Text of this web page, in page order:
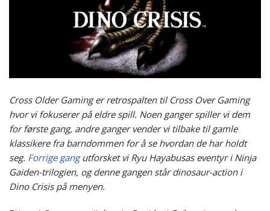
Cross Older Gaming er retrospalten til Cross Over Gaming
hvor vi fokuserer på eldre spill. Noen ganger spiller vi dem
for første gang, andre ganger vender vi tilbake til gamle
klassikere fra barndommen for å se hvordan de har holdt
seg. Forrige gangutforsket vi Ryu Hayabusas eventyr i Ninja
Gaiden-trilogien, og denne gangen står dinosaur-action i
Dino Crisis på menyen.